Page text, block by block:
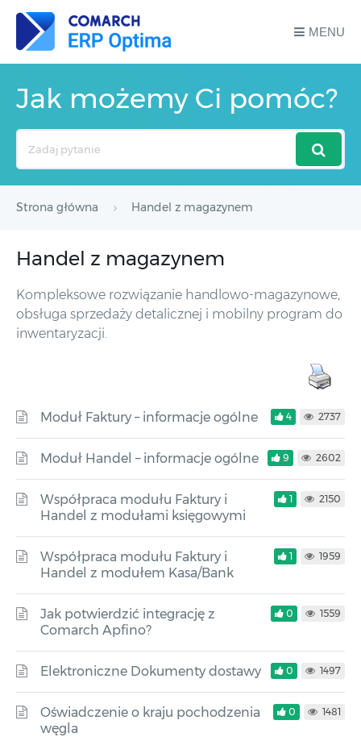
MENU
Jak możemy Ci pomóc?
Strona główna Handel z magazynem
Handel z magazynem
Kompleksowe rozwiązanie handlowo-magazynowe,
obsługa sprzedaży detalicznej i mobilny program do
inwentaryzacji.
Moduł Faktury – informacje ogólne 4 2737
Moduł Handel – informacje ogólne 9 2602
Współpraca modułu Faktury i
Handel z modułami księgowymi
1 2150
Współpraca modułu Faktury i
Handel z modułem Kasa/Bank
1 1959
Jak potwierdzić integrację z
Comarch Apfino?
0 1559
Elektroniczne Dokumenty dostawy 0 1497
Oświadczenie o kraju pochodzenia
węgla
0 1481